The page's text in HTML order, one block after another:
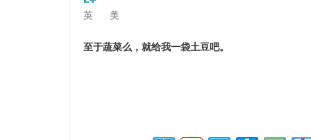
英 美
至于蔬菜么，就给我一袋土豆吧。